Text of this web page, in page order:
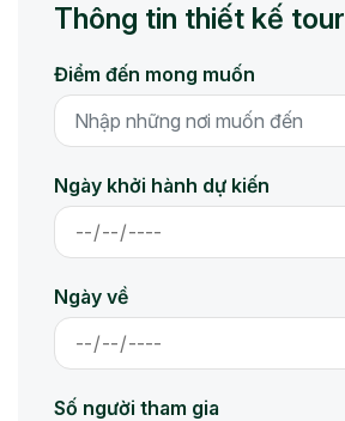
Thông tin thiết kế tour
Điểm đến mong muốn
Ngày khởi hành dự kiến
Ngày về
Số người tham gia